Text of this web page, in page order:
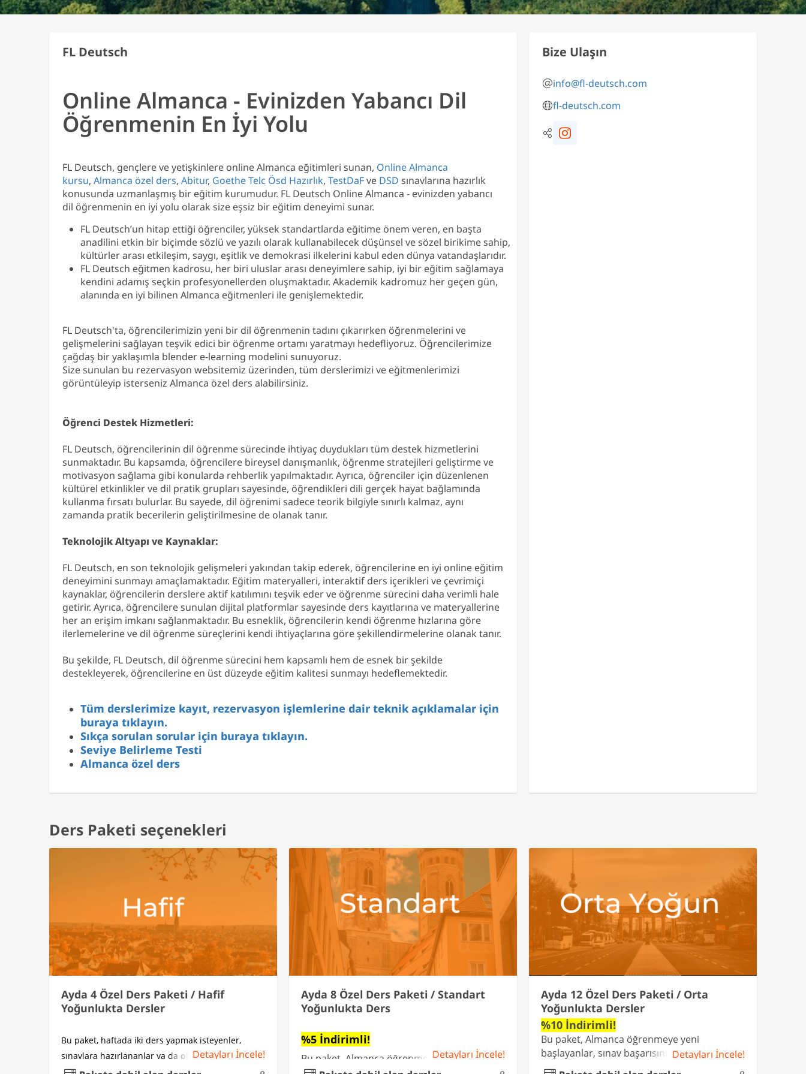
FL Deutsch
Online Almanca - Evinizden Yabancı Dil
Öğrenmenin En İyi Yolu
FL Deutsch, gençlere ve yetişkinlere online Almanca eğitimleri sunan, Online Almanca
kursu, Almanca özel ders, Abitur, Goethe Telc Ösd Hazırlık, TestDaFve DSD sınavlarına hazırlık
konusunda uzmanlaşmış bir eğitim kurumudur. FL Deutsch Online Almanca - evinizden yabancı
dil öğrenmenin en iyi yolu olarak size eşsiz bir eğitim deneyimi sunar.
FL Deutsch’un hitap ettiği öğrenciler, yüksek standartlarda eğitime önem veren, en başta
anadilini etkin bir biçimde sözlü ve yazılı olarak kullanabilecek düşünsel ve sözel birikime sahip,
kültürler arası etkileşim, saygı, eşitlik ve demokrasi ilkelerini kabul eden dünya vatandaşlarıdır.
FL Deutsch eğitmen kadrosu, her biri uluslar arası deneyimlere sahip, iyi bir eğitim sağlamaya
kendini adamış seçkin profesyonellerden oluşmaktadır. Akademik kadromuz her geçen gün,
alanında en iyi bilinen Almanca eğitmenleri ile genişlemektedir.
FL Deutsch'ta, öğrencilerimizin yeni bir dil öğrenmenin tadını çıkarırken öğrenmelerini ve
gelişmelerini sağlayan teşvik edici bir öğrenme ortamı yaratmayı hedefliyoruz. Öğrencilerimize
çağdaş bir yaklaşımla blender e-learning modelini sunuyoruz.
Size sunulan bu rezervasyon websitemiz üzerinden, tüm derslerimizi ve eğitmenlerimizi
görüntüleyip isterseniz Almanca özel ders alabilirsiniz.
Öğrenci Destek Hizmetleri:
FL Deutsch, öğrencilerinin dil öğrenme sürecinde ihtiyaç duydukları tüm destek hizmetlerini
sunmaktadır. Bu kapsamda, öğrencilere bireysel danışmanlık, öğrenme stratejileri geliştirme ve
motivasyon sağlama gibi konularda rehberlik yapılmaktadır. Ayrıca, öğrenciler için düzenlenen
kültürel etkinlikler ve dil pratik grupları sayesinde, öğrendikleri dili gerçek hayat bağlamında
kullanma fırsatı bulurlar. Bu sayede, dil öğrenimi sadece teorik bilgiyle sınırlı kalmaz, aynı
zamanda pratik becerilerin geliştirilmesine de olanak tanır.
Teknolojik Altyapı ve Kaynaklar:
FL Deutsch, en son teknolojik gelişmeleri yakından takip ederek, öğrencilerine en iyi online eğitim
deneyimini sunmayı amaçlamaktadır. Eğitim materyalleri, interaktif ders içerikleri ve çevrimiçi
kaynaklar, öğrencilerin derslere aktif katılımını teşvik eder ve öğrenme sürecini daha verimli hale
getirir. Ayrıca, öğrencilere sunulan dijital platformlar sayesinde ders kayıtlarına ve materyallerine
her an erişim imkanı sağlanmaktadır. Bu esneklik, öğrencilerin kendi öğrenme hızlarına göre
ilerlemelerine ve dil öğrenme süreçlerini kendi ihtiyaçlarına göre şekillendirmelerine olanak tanır.
Bu şekilde, FL Deutsch, dil öğrenme sürecini hem kapsamlı hem de esnek bir şekilde
destekleyerek, öğrencilerine en üst düzeyde eğitim kalitesi sunmayı hedeflemektedir.
Tüm derslerimize kayıt, rezervasyon işlemlerine dair teknik açıklamalar için
buraya tıklayın.
Sıkça sorulan sorular için buraya tıklayın.
Seviye Belirleme Testi
Almanca özel ders
Bize Ulaşın
info@fl-deutsch.com
fl-deutsch.com
Ders Paketi seçenekleri
Ayda 4 Özel Ders Paketi / Hafif
Yoğunlukta Dersler
Bu paket, haftada iki ders yapmak isteyenler,
sınavlara hazırlananlar ya da okul/kurs takviyesi
arayanlariçin idealdir. Hem düzenli tekrar imkânı
Detayları İncele!
Ayda 8 Özel Ders Paketi / Standart
Yoğunlukta Ders
%5 İndirimli!
Bu paket, Almanca öğrenmeye yeniDetayları İncele!
Ayda 12 Özel Ders Paketi / Orta
Yoğunlukta Dersler
%10 İndirimli!
Bu paket, Almanca öğrenmeye yeni
başlayanlar, sınav başarısını artırmak
isteyenler veya düzenli ama orta yoğun bir
Detayları İncele!